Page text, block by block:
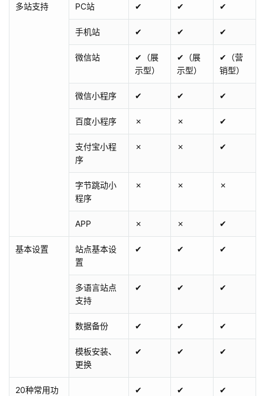
多站支持 PC站 ✔ ✔ ✔
手机站 ✔ ✔ ✔
微信站
✔（展
示型）
✔（展
示型）
✔（营
销型）
微信小程序 ✔ ✔ ✔
百度小程序 ✗ ✗ ✔
支付宝小程
序
✗ ✗ ✔
字节跳动小
程序
✗ ✗ ✗
APP ✗ ✗ ✔
基本设置
站点基本设
置
✔ ✔ ✔
多语言站点
支持
✔ ✔ ✔
数据备份 ✔ ✔ ✔
模板安装、
更换
✔ ✔ ✔
20种常用功
✔ ✔ ✔